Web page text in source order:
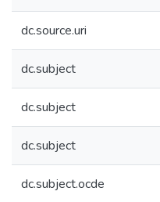
dc.source.uri
dc.subject
dc.subject
dc.subject
dc.subject.ocde